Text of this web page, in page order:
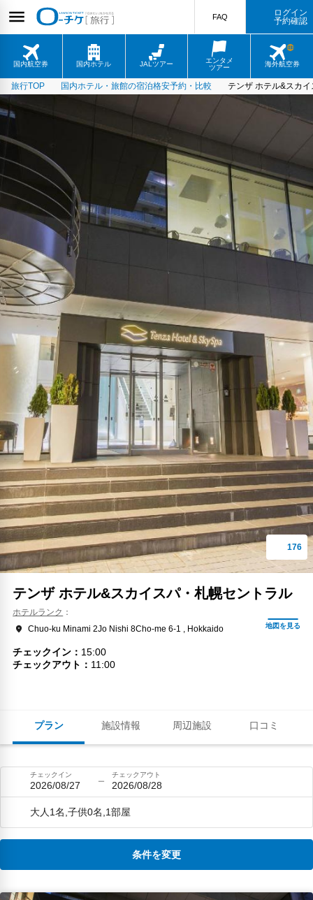
国内航空券 国内ホテル JALツアー
エンタメ
ツアー
海外航空券
FAQ
ログイン
予約確認
旅行TOP 国内ホテル・旅館の宿泊格安予約・比較 テンザ ホテル&スカ
プラン 施設情報 周辺施設 口コミ
テンザ ホテル&スカイスパ・札幌セントラル
ホテルランク
Chuo-ku Minami 2Jo Nishi 8Cho-me 6-1 , Hokkaido
チェックイン
15:00
チェックアウト
11:00
チェックイン
2026/08/27
チェックアウト
2026/08/28
大人1名,子供0名,1部屋
条件を変更